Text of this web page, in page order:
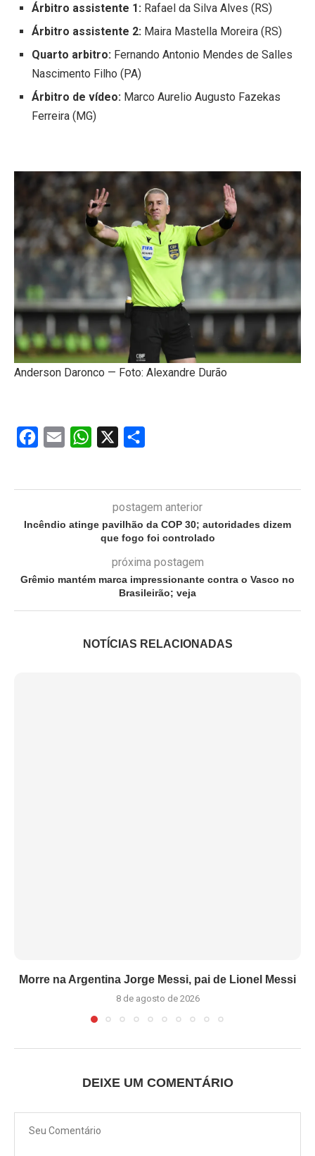
Árbitro assistente 1: Rafael da Silva Alves (RS)
Árbitro assistente 2: Maira Mastella Moreira (RS)
Quarto arbitro: Fernando Antonio Mendes de Salles
Nascimento Filho (PA)
Árbitro de vídeo: Marco Aurelio Augusto Fazekas
Ferreira (MG)
Anderson Daronco — Foto: Alexandre Durão
Facebook
Email WhatsApp
postagem anterior
Incêndio atinge pavilhão da COP 30; autoridades dizem
que fogo foi controlado
próxima postagem
Grêmio mantém marca impressionante contra o Vasco no
Brasileirão; veja
NOTÍCIAS RELACIONADAS
Morre na Argentina Jorge Messi, pai de Lionel Messi
8 de agosto de 2026
DEIXE UM COMENTÁRIO